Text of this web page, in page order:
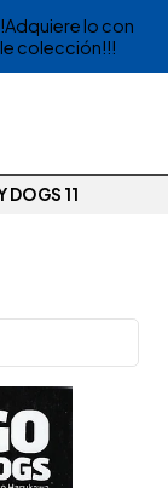
lo con
colección!!!
DOGS 11